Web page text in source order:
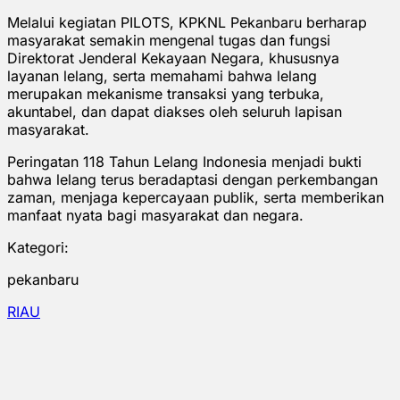
Melalui kegiatan PILOTS, KPKNL Pekanbaru berharap
masyarakat semakin mengenal tugas dan fungsi
Direktorat Jenderal Kekayaan Negara, khususnya
layanan lelang, serta memahami bahwa lelang
merupakan mekanisme transaksi yang terbuka,
akuntabel, dan dapat diakses oleh seluruh lapisan
masyarakat.
Peringatan 118 Tahun Lelang Indonesia menjadi bukti
bahwa lelang terus beradaptasi dengan perkembangan
zaman, menjaga kepercayaan publik, serta memberikan
manfaat nyata bagi masyarakat dan negara.
Kategori:
pekanbaru
RIAU